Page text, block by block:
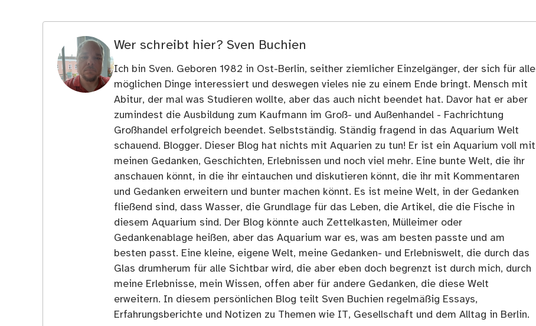
Wer schreibt hier? Sven Buchien
Ich bin Sven. Geboren 1982 in Ost-Berlin, seither ziemlicher Einzelgänger, der sich für alle
möglichen Dinge interessiert und deswegen vieles nie zu einem Ende bringt. Mensch mit
Abitur, der mal was Studieren wollte, aber das auch nicht beendet hat. Davor hat er aber
zumindest die Ausbildung zum Kaufmann im Groß- und Außenhandel - Fachrichtung
Großhandel erfolgreich beendet. Selbstständig. Ständig fragend in das Aquarium Welt
schauend. Blogger. Dieser Blog hat nichts mit Aquarien zu tun! Er ist ein Aquarium voll mit
meinen Gedanken, Geschichten, Erlebnissen und noch viel mehr. Eine bunte Welt, die ihr
anschauen könnt, in die ihr eintauchen und diskutieren könnt, die ihr mit Kommentaren
und Gedanken erweitern und bunter machen könnt. Es ist meine Welt, in der Gedanken
fließend sind, dass Wasser, die Grundlage für das Leben, die Artikel, die die Fische in
diesem Aquarium sind. Der Blog könnte auch Zettelkasten, Mülleimer oder
Gedankenablage heißen, aber das Aquarium war es, was am besten passte und am
besten passt. Eine kleine, eigene Welt, meine Gedanken- und Erlebniswelt, die durch das
Glas drumherum für alle Sichtbar wird, die aber eben doch begrenzt ist durch mich, durch
meine Erlebnisse, mein Wissen, offen aber für andere Gedanken, die diese Welt
erweitern. In diesem persönlichen Blog teilt Sven Buchien regelmäßig Essays,
Erfahrungsberichte und Notizen zu Themen wie IT, Gesellschaft und dem Alltag in Berlin.